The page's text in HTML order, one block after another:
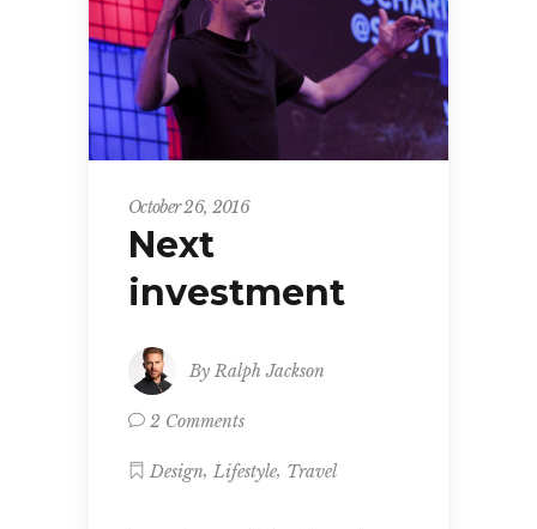
October 26, 2016
Next
investment
By Ralph Jackson
2 Comments
Design, Lifestyle, Travel